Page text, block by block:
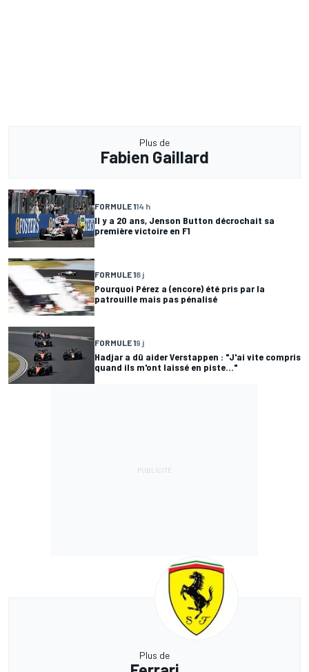
Plus de
Fabien Gaillard
FORMULE 114 h
Il y a 20 ans, Jenson Button décrochait sa
première victoire en F1
FORMULE 18 j
Pourquoi Pérez a (encore) été pris par la
patrouille mais pas pénalisé
FORMULE 19 j
Hadjar a dû aider Verstappen : "J'ai vite compris
quand ils m'ont laissé en piste..."
Plus de